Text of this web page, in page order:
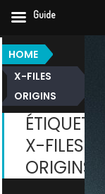
SKIP
TO
CONTENT
HOME
X-FILES
ORIGINS
ÉTIQUETTE :
X-FILES
ORIGINS
Guide